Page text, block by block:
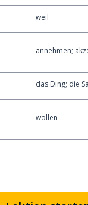
weil
annehmen;
das Ding; die
wollen